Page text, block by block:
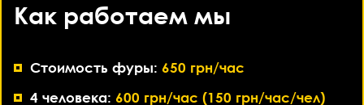
Как работаем мы
Стоимость фуры: 650 грн/час
4 человека: 600 грн/час (150 грн/час/чел)